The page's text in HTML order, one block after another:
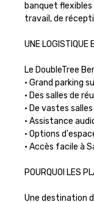
banquet
travail, de
UNE LOGISTIQUE
Le DoubleTree
• Grand parking
• Des salles de
• De vastes
• Assistance
• Options
• Accès facile à
POURQUOI LES
Une destination